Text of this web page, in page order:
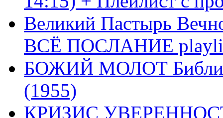
Великий Пастырь
ВСЁ ПОСЛАНИЕ
БОЖИЙ МОЛОТ Библия
(1955)
КРИЗИС